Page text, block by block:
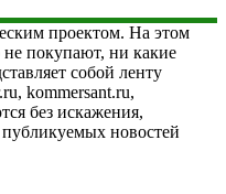
проектом. На этом
не покупают, ни какие
собой ленту
kommersant.ru,
без искажения,
публикуемых новостей